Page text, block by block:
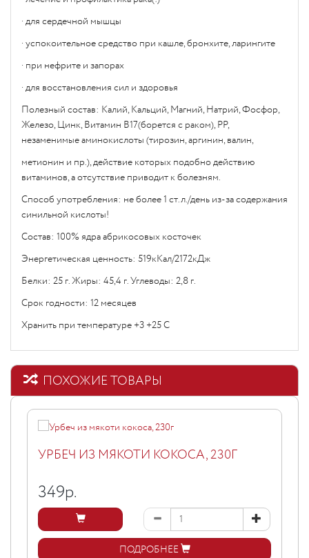
· для сердечной мышцы
· успокоительное средство при кашле, бронхите, ларингите
· при нефрите и запорах
· для восстановления сил и здоровья
Полезный состав: Калий, Кальций, Магний, Натрий, Фосфор,
Железо, Цинк, Витамин В17(борется с раком), PP,
незаменимые аминокислоты (тирозин, аргинин, валин,
метионин и пр.), действие которых подобно действию
витаминов, а отсутствие приводит к болезням.
Способ употребления: не более 1 ст.л./день из-за содержания
синильной кислоты!
Состав: 100% ядра абрикосовых косточек
Энергетическая ценность: 519кКал/2172кДж
Белки: 25 г. Жиры: 45,4 г. Углеводы: 2,8 г.
Срок годности: 12 месяцев
Хранить при температуре +3 +25 С
ПОХОЖИЕ ТОВАРЫ
УРБЕЧ ИЗ МЯКОТИ КОКОСА, 230Г
349р.
ПОДРОБНЕЕ